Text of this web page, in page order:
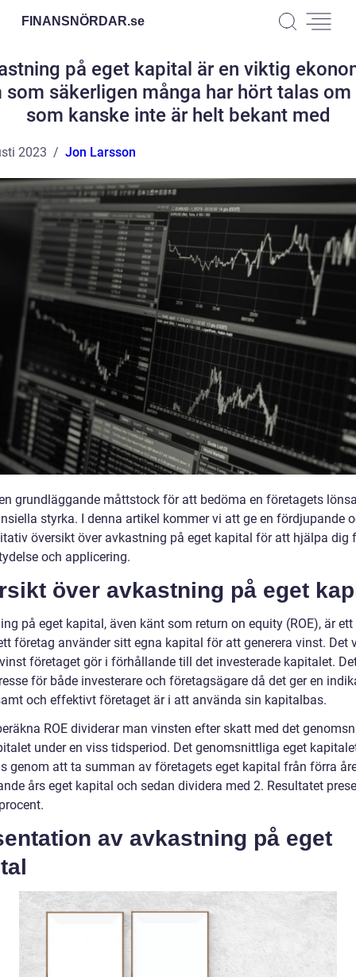
FINANSNÖRDAR.se
på eget kapital är en viktig
som säkerligen många har hört talas om
som kanske inte är helt bekant med
2023 Jon Larsson
grundläggande måttstock för att bedöma en företagets
styrka. I denna artikel kommer vi att ge en fördjupande
översikt över avkastning på eget kapital för att hjälpa dig
och applicering.
över avkastning på eget
på eget kapital, även känt som return on equity (ROE), är
företag använder sitt egna kapital för att generera vinst. Det
företaget gör i förhållande till det investerade kapitalet.
för både investerare och företagsägare då det ger en
och effektivt företaget är i att använda sin kapitalbas.
ROE dividerar man vinsten efter skatt med det
under en viss tidsperiod. Det genomsnittliga eget
genom att ta summan av företagets eget kapital från förra
års eget kapital och sedan dividera med 2. Resultatet
av avkastning på eget